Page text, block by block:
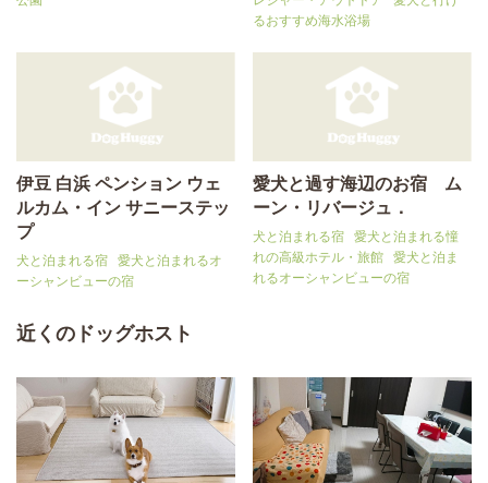
るおすすめ海水浴場
伊豆 白浜 ペンション ウェ
ルカム・イン サニーステッ
プ
犬と泊まれる宿
愛犬と泊まれるオ
ーシャンビューの宿
愛犬と過す海辺のお宿 ム
ーン・リバージュ．
犬と泊まれる宿
愛犬と泊まれる憧
れの高級ホテル・旅館
愛犬と泊ま
れるオーシャンビューの宿
近くのドッグホスト